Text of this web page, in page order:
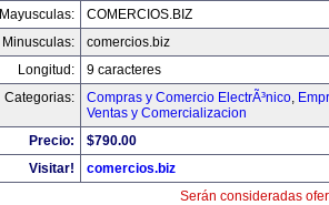
Mayusculas:
COMERCIOS.BIZ
Minusculas:
comercios.biz
Longitud:
9 caracteres
Categorias:
Compras y Comercio ElectrÃ³nico,
Ventas y Comercializacion
Precio:
$790.00
Visitar!
comercios.biz
Serán consideradas